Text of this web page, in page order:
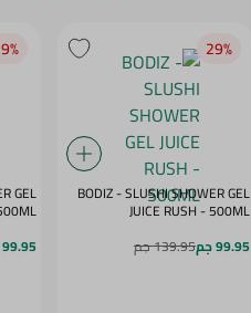
29‎%‎
BODIZ - SLUSHI SHOWER GEL
JUICE RUSH - 500ML
99.95 جم
139.95 جم
GEL
DAZE - 500ML
99.95 جم